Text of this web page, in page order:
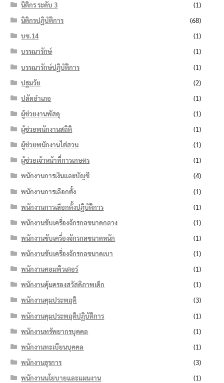
นิติกร ระดับ 3
(1)
นิติกรปฏิบัติการ
(68)
บช.14
(1)
บรรณารักษ์
(1)
บรรณารักษ์ปฏิบัติการ
(1)
ปฐมวัย
(2)
ปลัดอำเภอ
(1)
ผู้ช่วยงานพัสดุ
(1)
ผู้ช่วยพนักงานสถิติ
(1)
ผู้ช่วยพนักงานไต่สวน
(1)
ผู้ช่วยเจ้าหน้าที่การเกษตร
(1)
พนักงานการเงินและบัญชี
(4)
พนักงานการเลือกตั้ง
(1)
พนักงานการเลือกตั้งปฏิบัติการ
(1)
พนักงานขับเครื่องจักรกลขนาดกลาง
(1)
พนักงานขับเครื่องจักรกลขนาดหนัก
(1)
พนักงานขับเครื่องจักรกลขนาดเบา
(1)
พนักงานคอมพิวเตอร์
(1)
พนักงานคุ้มครองสวัสดิภาพเด็ก
(1)
พนักงานคุมประพฤติ
(3)
พนักงานคุมประพฤติปฏิบัติการ
(1)
พนักงานทรัพยากรบุคคล
(1)
พนักงานทะเบียนบุคคล
(1)
พนักงานธุรการ
(3)
พนักงานนโยบายและแผนงาน
(1)